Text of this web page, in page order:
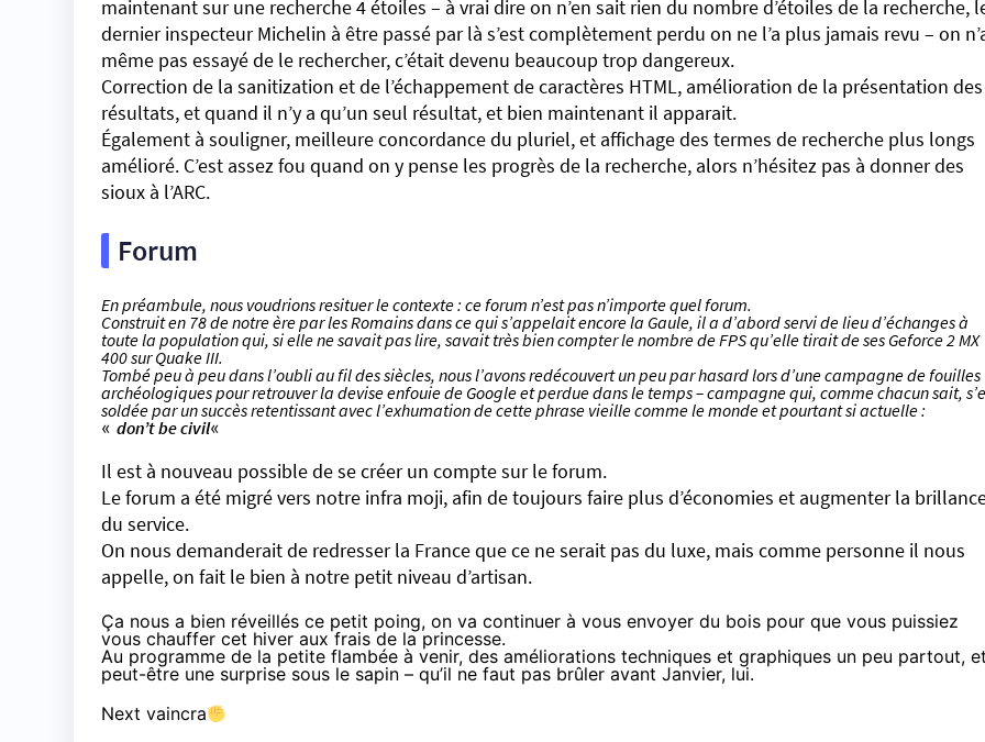
maintenant sur une recherche 4 étoiles – à vrai dire on n’en sait rien du nombre d’étoiles de la recherche,
dernier inspecteur Michelin à être passé par là s’est complètement perdu on ne l’a plus jamais revu – on
même pas essayé de le rechercher, c’était devenu beaucoup trop dangereux.
Correction de la sanitization et de l’échappement de caractères HTML, amélioration de la présentation des
résultats, et quand il n’y a qu’un seul résultat, et bien maintenant il apparait.
Également à souligner, meilleure concordance du pluriel, et affichage des termes de recherche plus longs
amélioré. C’est assez fou quand on y pense les progrès de la recherche, alors n’hésitez pas à donner des
sioux à l’ARC.
Forum
En préambule, nous voudrions resituer le contexte : ce forum n’est pas n’importe quel forum.
Construit en 78 de notre ère par les Romains dans ce qui s’appelait encore la Gaule, il a d’abord servi de lieu d’échanges à
toute la population qui, si elle ne savait pas lire, savait très bien compter le nombre de FPS qu’elle tirait de ses Geforce 2 MX
400 sur Quake III.
Tombé peu à peu dans l’oubli au fil des siècles, nous l’avons redécouvert un peu par hasard lors d’une campagne de fouilles
archéologiques pour retrouver la devise enfouie de Google et perdue dans le temps – campagne qui, comme chacun sait,
soldée par un succès retentissant avec l’exhumation de cette phrase vieille comme le monde et pourtant si actuelle :
« don’t be civil«
Il est à nouveau possible de se créer un compte sur le forum.
Le forum a été migré vers notre infra moji, afin de toujours faire plus d’économies et augmenter la
du service.
On nous demanderait de redresser la France que ce ne serait pas du luxe, mais comme personne il nous
appelle, on fait le bien à notre petit niveau d’artisan.
Ça nous a bien réveillés ce petit poing, on va continuer à vous envoyer du bois pour que vous puissiez
vous chauffer cet hiver aux frais de la princesse.
Au programme de la petite flambée à venir, des améliorations techniques et graphiques un peu partout,
peut-être une surprise sous le sapin – qu’il ne faut pas brûler avant Janvier, lui.
Next vaincra